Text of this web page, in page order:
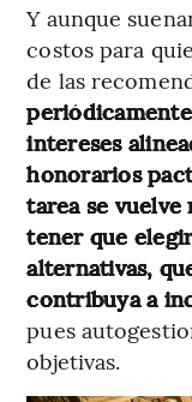
Y aunque
costos para
de las
intereses
honorarios
tarea se
tener que
alternativas,
contribuya a
pues
objetivas.